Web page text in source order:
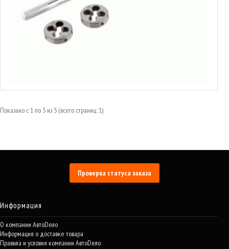
Набор плашек
Показано с 1 по 5 из 5 (всего страниц: 1)
Проверка статуса заказа
Информация
О компании АвтоDело
Информация о доставке товара
Правила и условия компании АвтоDело